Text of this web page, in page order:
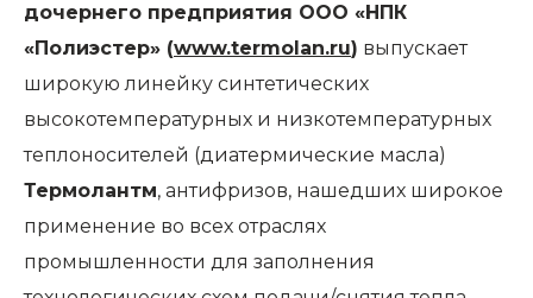
дочернего предприятия ООО «НПК
«Полиэстер» (www.termolan.ru) выпускает
широкую линейку синтетических
высокотемпературных и низкотемпературных
теплоносителей (диатермические масла)
Термолантм, антифризов, нашедших широкое
применение во всех отраслях
промышленности для заполнения